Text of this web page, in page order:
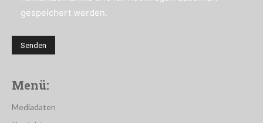
gespeichert werden.
Menü:
Mediadaten